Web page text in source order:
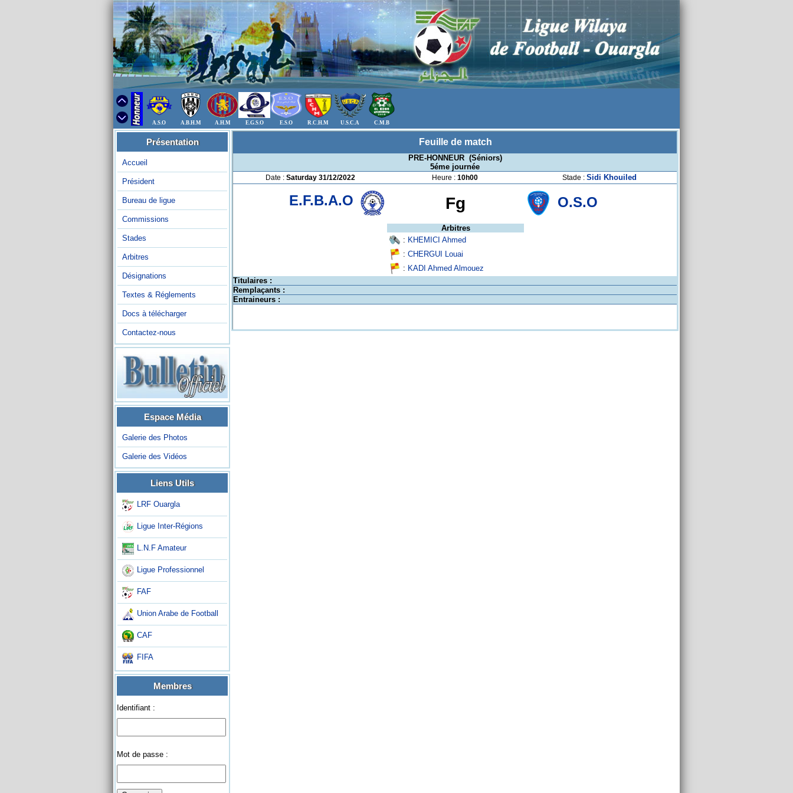
A.S.O A.B.H.M A.H.M E.G.S.O E.S.O R.C.H.M U.S.C.A C.M.B
Présentation
Accueil
Président
Bureau de ligue
Commissions
Stades
Arbitres
Désignations
Textes & Réglements
Docs à télécharger
Contactez-nous
Espace Média
Galerie des Photos
Galerie des Vidéos
Liens Utils
LRF Ouargla
Ligue Inter-Régions
L.N.F Amateur
Ligue Professionnel
FAF
Union Arabe de Football
CAF
FIFA
Membres
Identifiant :
Mot de passe :
Feuille de match
PRE-HONNEUR (Séniors)
5éme journée
Date : Saturday 31/12/2022 Heure : 10h00 Stade : Sidi Khouiled
E.F.B.A.O Fg O.S.O
Arbitres
: KHEMICI Ahmed
: CHERGUI Louai
: KADI Ahmed Almouez
Titulaires :
Remplaçants :
Entraineurs :